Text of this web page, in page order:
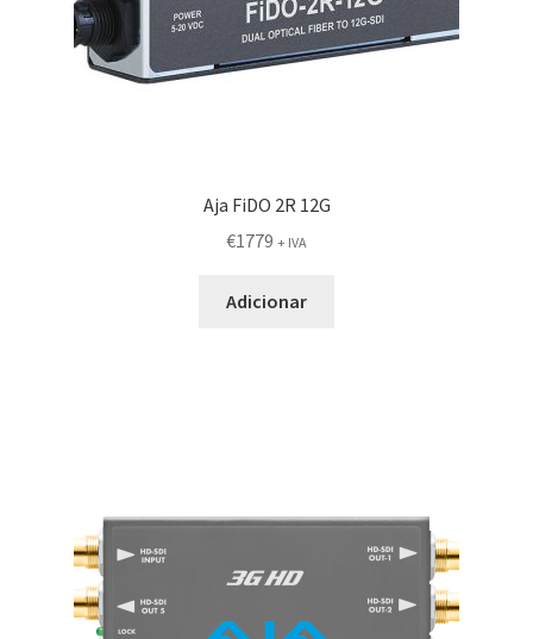
Aja FiDO 2R 12G
€1779 + IVA
Adicionar